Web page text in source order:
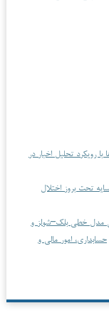
رویکرد تحلیل اخبار در
تحت بروز اختلال
مدل خطی بلک–شولز و
حسابداری، امور مالی و